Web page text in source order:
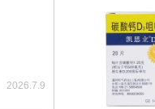
2026.7.9